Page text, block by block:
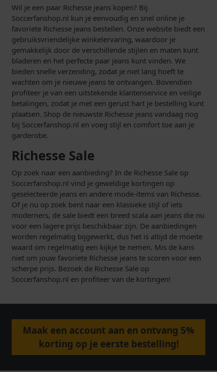
Wil je een paar Richesse jeans kopen? Bij
Soccerfanshop.nl kun je eenvoudig en snel online je
favoriete Richesse jeans bestellen. Onze website biedt een
gebruiksvriendelijke winkelervaring, waardoor je
gemakkelijk door de verschillende stijlen en maten kunt
bladeren en het perfecte paar jeans kunt vinden. We
bieden snelle verzending, zodat je niet lang hoeft te
wachten om je nieuwe jeans te ontvangen. Bovendien
profiteer je van een uitstekende klantenservice en veilige
betalingen, zodat je met een gerust hart je bestelling kunt
plaatsen. Shop de nieuwste Richesse jeans vandaag nog
bij Soccerfanshop.nl en voeg stijl en comfort toe aan je
garderobe.
Richesse Sale
Op zoek naar een aanbieding? In de Richesse Sale op
Soccerfanshop.nl vind je geweldige kortingen op
geselecteerde jeans en andere mode-items van Richesse.
Of je nu op zoek bent naar een klassieke stijl of iets
moderners, de sale biedt een breed scala aan jeans die nu
voor een lagere prijs beschikbaar zijn. De aanbiedingen
worden regelmatig bijgewerkt, dus het is altijd de moeite
waard om regelmatig een kijkje te nemen. Mis de kans
niet om jouw favoriete Richesse jeans te scoren voor een
scherpe prijs. Bezoek de Richesse Sale op
Soccerfanshop.nl en profiteer van de kortingen!
Maak een account aan en ontvang 5%
korting op je eerste bestelling!